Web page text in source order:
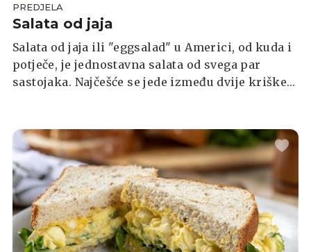
PREDJELA
Salata od jaja
Salata od jaja ili "eggsalad" u Americi, od kuda i
potječe, je jednostavna salata od svega par
sastojaka. Najčešće se jede između dvije kriške